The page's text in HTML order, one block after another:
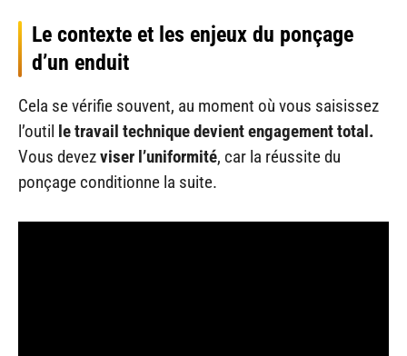
Le contexte et les enjeux du ponçage
d’un enduit
Cela se vérifie souvent, au moment où vous saisissez
l’outil le travail technique devient engagement total.
Vous devezviser l’uniformité, car la réussite du
ponçage conditionne la suite.